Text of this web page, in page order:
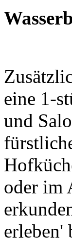
eine 1-
und
oder im
erleben'